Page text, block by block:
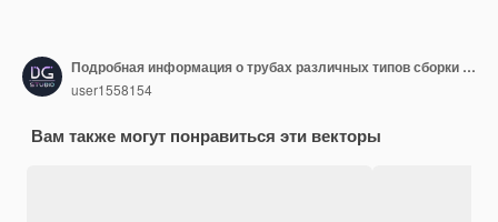
Подробная информация о трубах различных типов сборки конструкции газового клапана водотрубной промышленности. Векторная иллюстрация.
user1558154
Вам также могут понравиться эти векторы